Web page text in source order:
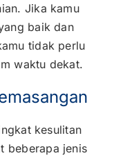
Jika kamu
baik dan
tidak perlu
waktu dekat.
kesulitan
beberapa jenis